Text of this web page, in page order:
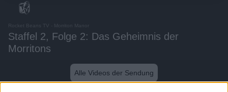
Rocket Beans TV - Morriton Manor
Staffel 2, Folge 2: Das Geheimnis der
Morritons
Alle Videos der Sendung